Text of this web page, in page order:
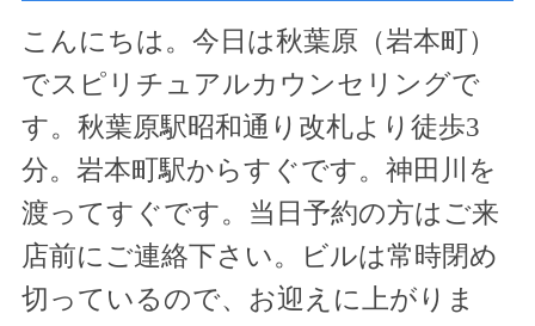
こんにちは。今日は秋葉原（岩本町）
でスピリチュアルカウンセリングで
す。秋葉原駅昭和通り改札より徒歩3
分。岩本町駅からすぐです。神田川を
渡ってすぐです。当日予約の方はご来
店前にご連絡下さい。ビルは常時閉め
切っているので、お迎えに上がりま